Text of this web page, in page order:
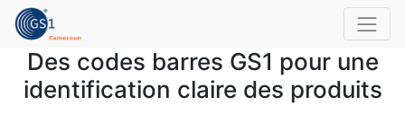
Des codes barres GS1 pour une
identification claire des produits